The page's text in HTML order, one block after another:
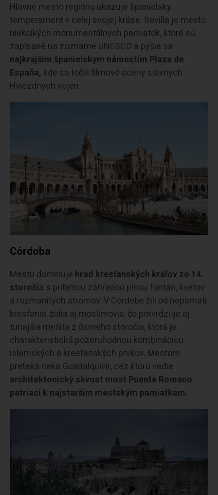
Hlavné mesto regiónu ukazuje španielsky
temperament v celej svojej kráse. Sevilla je mesto
niekoľkých monumentálnych pamiatok, ktoré sú
zapísané na zozname UNESCO a pýšia sa
najkrajším španielskym námestím Plaza de
España, kde sa točili filmové scény slávnych
Hviezdnych vojen.
Córdoba
Mestu dominuje hrad kresťanských kráľov zo 14.
storočia s priľahlou záhradou plnou fontán, kvetov
a rozmanitých stromov. V Córdobe žili od nepamäti
kresťania, židia aj moslimovia, čo potvrdzuje aj
tunajšia mešita z ôsmeho storočia, ktorá je
charakteristická pozoruhodnou kombináciou
islamských a kresťanských prvkov. Mestom
preteká rieka Guadalquivir, cez ktorú vedie
architektonický skvost most Puente Romano
patriaci k najstarším mestským pamiatkam.